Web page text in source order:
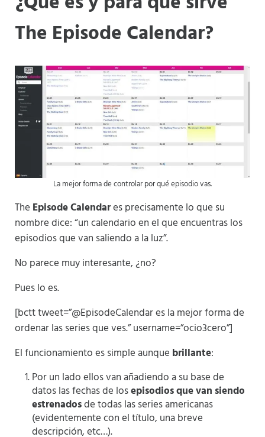
The Episode Calendar?
La mejor forma de controlar por qué episodio vas.
The Episode Calendares precisamente lo que su
nombre dice: “un calendario en el que encuentras los
episodios que van saliendo a la luz”.
No parece muy interesante, ¿no?
Pues lo es.
[bctt tweet=”@EpisodeCalendar es la mejor forma de
ordenar las series que ves.” username=”ocio3cero”]
El funcionamiento es simple aunque brillante:
Por un lado ellos van añadiendo a su base de
datos las fechas de losepisodios que van siendo
estrenadosde todas las series americanas
(evidentemente con el título, una breve
descripción, etc…).